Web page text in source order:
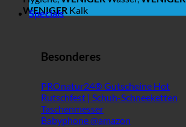
WENIGER Kalk
Specials
Besonderes
PROnatur24® Gutscheine
Rutschfest | Schuh-Schneeketten
Taschenmesser
Babyphone @amazon